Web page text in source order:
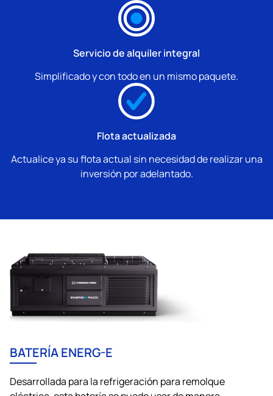
Servicio de alquiler integral
Simplificado y con todo en un mismo paquete.
Flota actualizada
Actualice ya su flota actual sin necesidad de realizar una
inversión por adelantado.
BATERÍA ENERG-E
Desarrollada para la refrigeración para remolque